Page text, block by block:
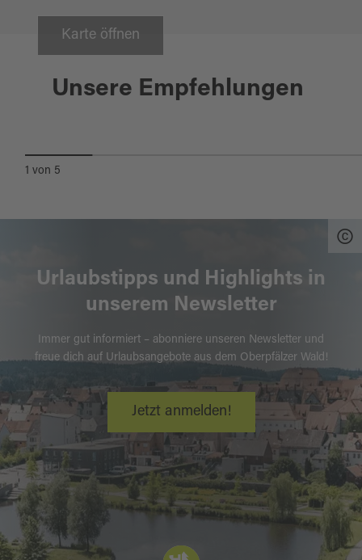
Karte öffnen
Unsere Empfehlungen
Pullenreuth
WALLENSTEIN-
1 von 5
Urlaubstipps und Highlights in
unserem Newsletter
Immer gut informiert – abonniere unseren Newsletter und
freue dich auf Urlaubsangebote aus dem Oberpfälzer Wald!
Jetzt anmelden!